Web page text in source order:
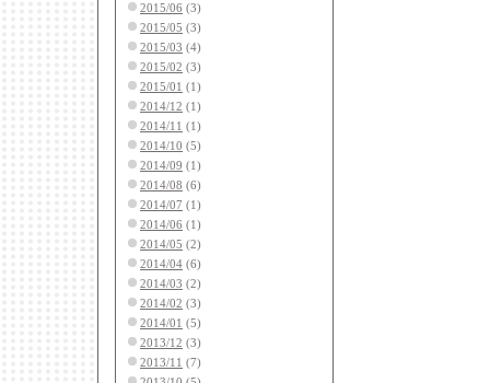
2015/06 (3)
2015/05 (3)
2015/03 (4)
2015/02 (3)
2015/01 (1)
2014/12 (1)
2014/11 (1)
2014/10 (5)
2014/09 (1)
2014/08 (6)
2014/07 (1)
2014/06 (1)
2014/05 (2)
2014/04 (6)
2014/03 (2)
2014/02 (3)
2014/01 (5)
2013/12 (3)
2013/11 (7)